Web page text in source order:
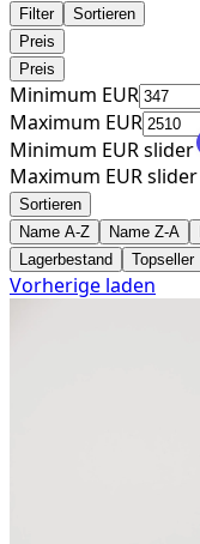
Filter
Sortieren
Preis
Preis
Minimum EUR
Maximum EUR
Minimum EUR slider
Maximum EUR slider
Sortieren
Name A-Z
Name Z-A
Lagerbestand
Topseller
Vorherige laden